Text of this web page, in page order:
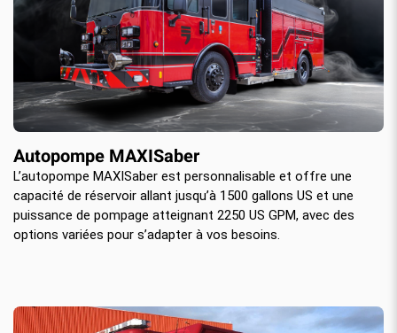
Autopompe MAXISaber
L’autopompe MAXISaber est personnalisable et offre une
capacité de réservoir allant jusqu’à 1500 gallons US et une
puissance de pompage atteignant 2250 US GPM, avec des
options variées pour s’adapter à vos besoins.